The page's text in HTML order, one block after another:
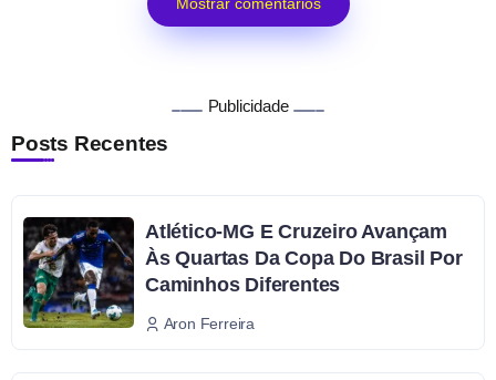
Mostrar comentários
Publicidade
Posts Recentes
Atlético-MG E Cruzeiro Avançam
Às Quartas Da Copa Do Brasil Por
Caminhos Diferentes
Aron Ferreira